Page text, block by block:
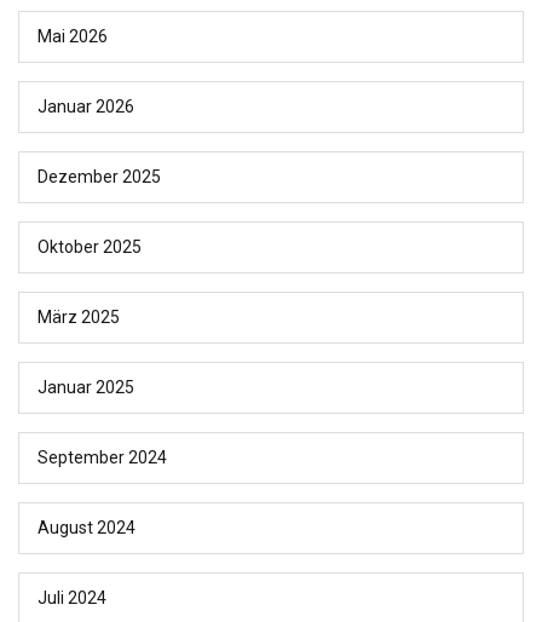
Mai 2026
Januar 2026
Dezember 2025
Oktober 2025
März 2025
Januar 2025
September 2024
August 2024
Juli 2024